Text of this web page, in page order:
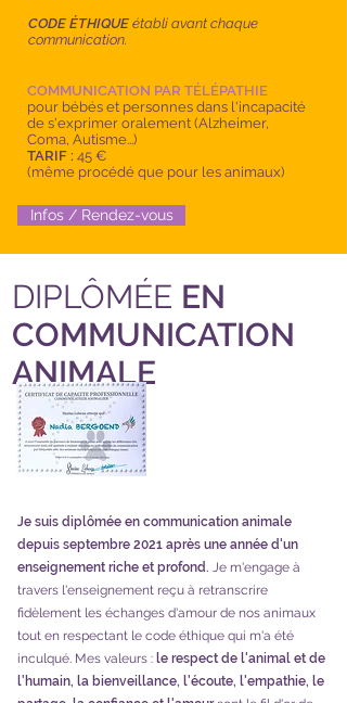
CODE ÉTHIQUE établi avant chaque
communication.
COMMUNICATION PAR TÉLÉPATHIE
pour bébés et personnes dans l'incapacité
de s'exprimer oralement (Alzheimer,
Coma, Autisme...)
TARIF : 45 €
(même procédé que pour les animaux)
Infos / Rendez-vous
DIPLÔMÉE EN
COMMUNICATION
ANIMALE
Je suis diplômée en communication animale
depuis septembre 2021 après une année d'un
enseignement riche et profond. Je m'engage à
travers l'enseignement reçu à retranscrire
fidèlement les échanges d'amour de nos animaux
tout en respectant le code éthique qui m'a été
inculqué. Mes valeurs : le respect de l'animal et de
l'humain, la bienveillance, l'écoute, l'empathie, le